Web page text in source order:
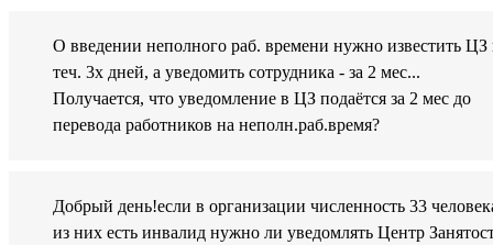
О введении неполного раб. времени нужно известить ЦЗ
теч. 3х дней, а уведомить сотрудника - за 2 мес...
Получается, что уведомление в ЦЗ подаётся за 2 мес до
перевода работников на неполн.раб.время?
Добрый день!если в организации численность 33
из них есть инвалид нужно ли уведомлять Центр